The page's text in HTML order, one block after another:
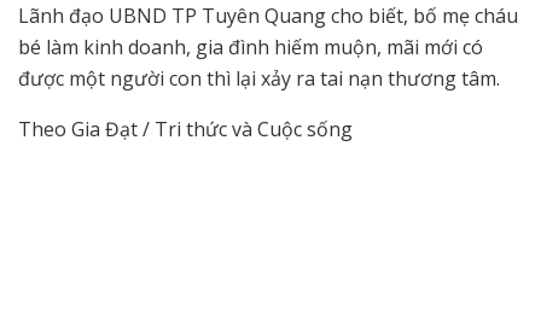
Lãnh đạo UBND TP Tuyên Quang cho biết, bố mẹ cháu
bé làm kinh doanh, gia đình hiếm muộn, mãi mới có
được một người con thì lại xảy ra tai nạn thương tâm.
Theo Gia Đạt / Tri thức và Cuộc sống